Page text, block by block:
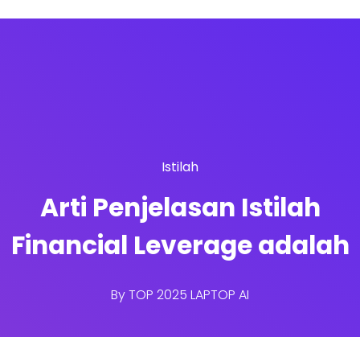
Istilah
Arti Penjelasan Istilah
Financial Leverage adalah
ByTOP 2025 LAPTOP AI